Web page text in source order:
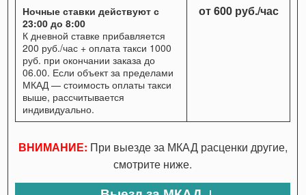
Ночные ставки действуют с
23:00 до 8:00
К дневной ставке прибавляется
200 руб./час + оплата такси 1000
руб. при окончании заказа до
06.00. Если объект за пределами
МКАД — стоимость оплаты такси
выше, рассчитывается
индивидуально.
от 600 руб./час
ВНИМАНИЕ: При выезде за МКАД расценки другие,
смотрите ниже.